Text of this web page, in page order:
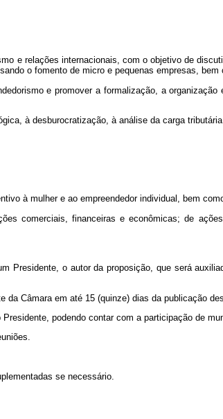
e relações internacionais, com o objetivo de
o fomento de micro e pequenas empresas, bem
e promover a formalização, a
à desburocratização, à análise da carga
à mulher e ao empreendedor individual, bem
comerciais, financeiras e econômicas; de
Presidente, o autor da proposição, que será
Câmara em até 15 (quinze) dias da publicação
podendo contar com a participação de
se necessário.